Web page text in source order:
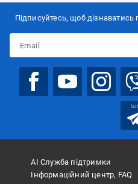
Підписуйтесь, щоб дізнаватись
bot
АІ Служба підтримки
Інформаційний центр, FAQ